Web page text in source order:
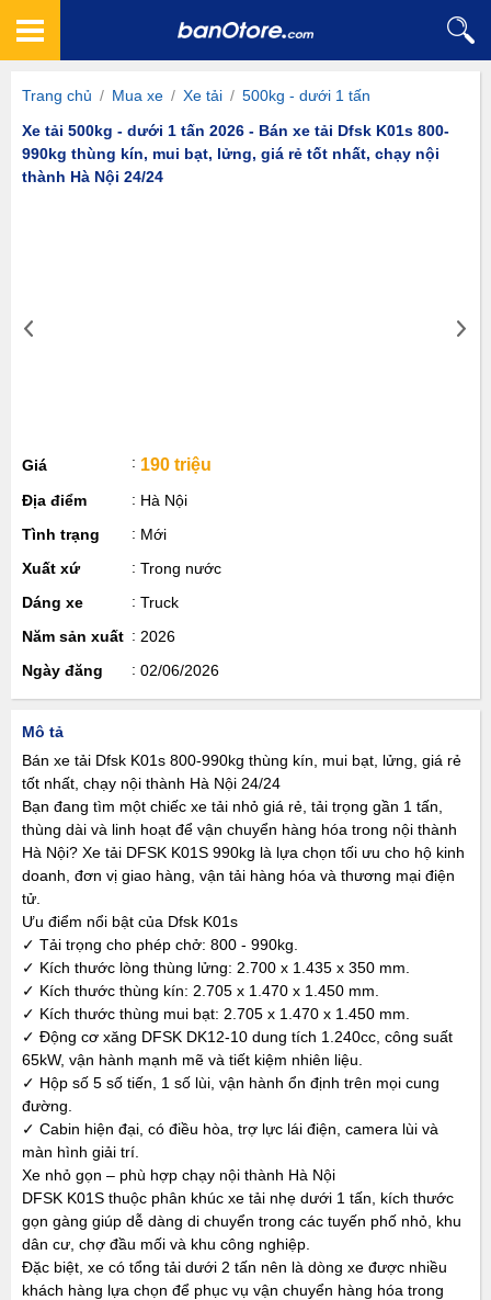
Trang chủ / Mua xe / Xe tải / 500kg - dưới 1 tấn
Xe tải 500kg - dưới 1 tấn 2026 - Bán xe tải Dfsk K01s 800-
990kg thùng kín, mui bạt, lửng, giá rẻ tốt nhất, chạy nội
thành Hà Nội 24/24
Giá 190 triệu
Địa điểm
Hà Nội
Tình trạng
Mới
Xuất xứ
Trong nước
Dáng xe
Truck
Năm sản xuất
2026
Ngày đăng
02/06/2026
Mô tả
Bán xe tải Dfsk K01s 800-990kg thùng kín, mui bạt, lửng, giá rẻ
tốt nhất, chạy nội thành Hà Nội 24/24
Bạn đang tìm một chiếc xe tải nhỏ giá rẻ, tải trọng gần 1 tấn,
thùng dài và linh hoạt để vận chuyển hàng hóa trong nội thành
Hà Nội? Xe tải DFSK K01S 990kg là lựa chọn tối ưu cho hộ kinh
doanh, đơn vị giao hàng, vận tải hàng hóa và thương mại điện
tử.
Ưu điểm nổi bật của Dfsk K01s
✓ Tải trọng cho phép chở: 800 - 990kg.
✓ Kích thước lòng thùng lửng: 2.700 x 1.435 x 350 mm.
✓ Kích thước thùng kín: 2.705 x 1.470 x 1.450 mm.
✓ Kích thước thùng mui bạt: 2.705 x 1.470 x 1.450 mm.
✓ Động cơ xăng DFSK DK12-10 dung tích 1.240cc, công suất
65kW, vận hành mạnh mẽ và tiết kiệm nhiên liệu.
✓ Hộp số 5 số tiến, 1 số lùi, vận hành ổn định trên mọi cung
đường.
✓ Cabin hiện đại, có điều hòa, trợ lực lái điện, camera lùi và
màn hình giải trí.
Xe nhỏ gọn – phù hợp chạy nội thành Hà Nội
DFSK K01S thuộc phân khúc xe tải nhẹ dưới 1 tấn, kích thước
gọn gàng giúp dễ dàng di chuyển trong các tuyến phố nhỏ, khu
dân cư, chợ đầu mối và khu công nghiệp.
Đặc biệt, xe có tổng tải dưới 2 tấn nên là dòng xe được nhiều
khách hàng lựa chọn để phục vụ vận chuyển hàng hóa trong